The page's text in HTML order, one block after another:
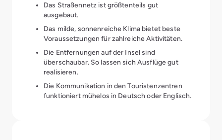
Das Straßennetz ist größtenteils gut
ausgebaut.
Das milde, sonnenreiche Klima bietet beste
Voraussetzungen für zahlreiche Aktivitäten.
Die Entfernungen auf der Insel sind
überschaubar. So lassen sich Ausflüge gut
realisieren.
Die Kommunikation in den Touristenzentren
funktioniert mühelos in Deutsch oder Englisch.